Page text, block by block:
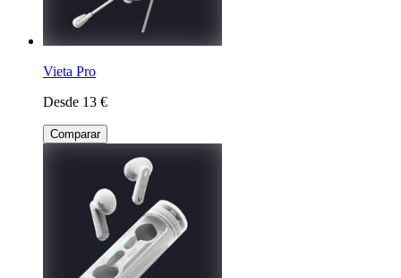
Vieta Pro
Desde 13 €
Comparar